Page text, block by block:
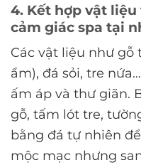
4. Kết hợp vật liệu
cảm giác spa tại
Các vật liệu như gỗ
ẩm), đá sỏi, tre
ấm áp và thư giãn.
gỗ, tấm lót tre,
bằng đá tự nhiên
mộc mạc nhưng